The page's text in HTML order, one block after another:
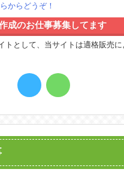
からどうぞ！
成のお仕事募集してます
トとして、当サイトは適格販売に